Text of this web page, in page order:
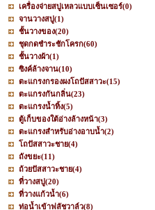
เครื่องจ่ายสบู่เหลวแบบเซ็นเซอร์(0)
จานวางสบู่(1)
ชั้นวางของ(20)
ชุดกดชำระชักโครก(60)
ชั้นวางผ้า(1)
ซิงค์ล้างจาน(10)
ตะแกรงกรองผงโถปัสสาวะ(15)
ตะแกรงกันกลิ่น(23)
ตะแกรงน้ำทิ้ง(5)
ตู้เก็บของใต้อ่างล้างหน้า(3)
ตะแกรงสำหรับอ่างอาบน้ำ(2)
โถปัสสาวะชาย(4)
ถังขยะ(11)
ถ้วยปัสสาวะชาย(4)
ที่วางสบู่(20)
ที่วางแก้วน้ำ(6)
ท่อน้ำเข้าฟลัชวาล์ว(8)